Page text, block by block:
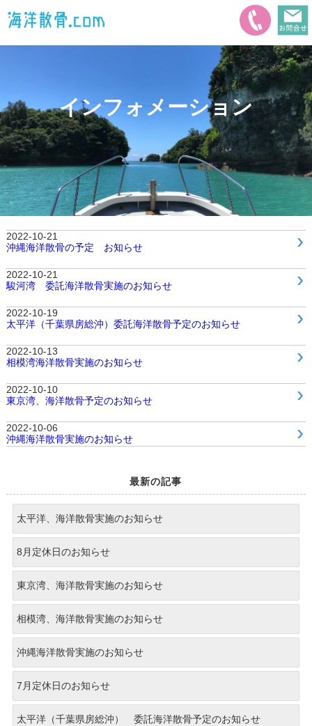
インフォメーション
2022-10-21
沖縄海洋散骨の予定 お知らせ
2022-10-21
駿河湾 委託海洋散骨実施のお知らせ
2022-10-19
太平洋（千葉県房総沖）委託海洋散骨予定のお知らせ
2022-10-13
相模湾海洋散骨実施のお知らせ
2022-10-10
東京湾、海洋散骨予定のお知らせ
2022-10-06
沖縄海洋散骨実施のお知らせ
最新の記事
太平洋、海洋散骨実施のお知らせ
8月定休日のお知らせ
東京湾、海洋散骨実施のお知らせ
相模湾、海洋散骨実施のお知らせ
沖縄海洋散骨実施のお知らせ
7月定休日のお知らせ
太平洋（千葉県房総沖） 委託海洋散骨予定のお知らせ